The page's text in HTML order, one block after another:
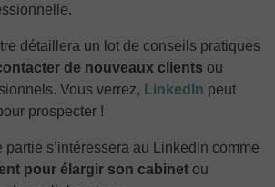
détaillera un lot de conseils pratiques
de nouveaux clients ou
Vous verrez, LinkedIn peut
prospecter !
partie s’intéressera au LinkedIn comme
pour élargir son cabinet ou